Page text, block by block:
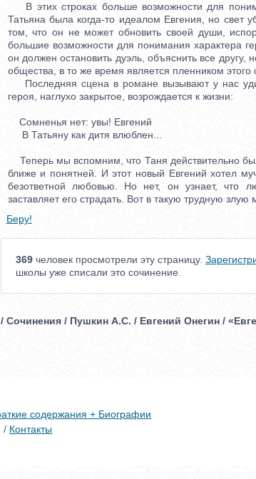
В этих строках больше возможности для
Татьяна была когда-то идеалом Евгения, но свет
том, что он не может обновить своей души,
большие возможности для понимания характера
он должен остановить дуэль, объяснить все
общества, в то же время является пленником
Последняя сцена в романе вызывают у нас
героя, наглухо закрытое, возрождается к жизни:
Сомненья нет: увы! Евгений
В Татьяну как дитя влюблен...
Теперь мы вспомним, что Таня действительно
ближе и понятней. И этот новый Евгений хотел
безответной любовью. Но нет, он узнает,
заставляет его страдать. Вот в такую трудную злую
Беру!
369человек просмотрели эту страницу.
школы уже списали это сочинение.
/ Сочинения / Пушкин А.С. / Евгений Онегин /
содержания + Биографии
/ Контакты